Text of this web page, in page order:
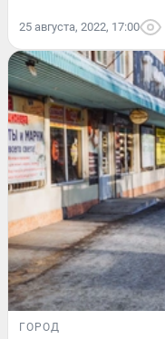
25 августа, 2022, 17:00
ГОРОД